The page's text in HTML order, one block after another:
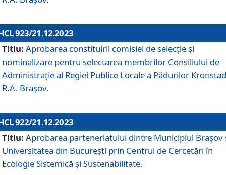
923/21.12.2023
Titlu: Aprobarea constituirii comisiei de selecție și
nominalizare pentru selectarea membrilor Consiliului de
Administrație al Regiei Publice Locale a Pădurilor
R.A. Brașov.
922/21.12.2023
Titlu: Aprobarea parteneriatului dintre Municipiul Brașov
Universitatea din București prin Centrul de Cercetări în
Ecologie Sistemică și Sustenabilitate.